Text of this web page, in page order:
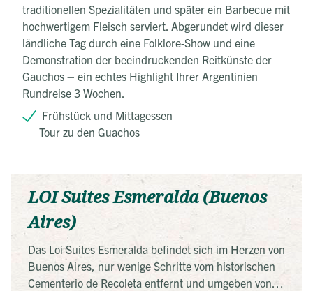
traditionellen Spezialitäten und später ein Barbecue mit
hochwertigem Fleisch serviert. Abgerundet wird dieser
ländliche Tag durch eine Folklore-Show und eine
Demonstration der beeindruckenden Reitkünste der
Gauchos – ein echtes Highlight Ihrer Argentinien
Rundreise 3 Wochen.
Frühstück und Mittagessen
Tour zu den Guachos
LOI Suites Esmeralda (Buenos
Aires)
Das Loi Suites Esmeralda befindet sich im Herzen von
Buenos Aires, nur wenige Schritte vom historischen
Cementerio de Recoleta entfernt und umgeben von